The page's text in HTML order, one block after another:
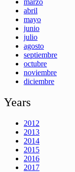
abril
mayo
junio
julio
agosto
septiembre
octubre
noviembre
diciembre
Years
2012
2013
2014
2015
2016
2017